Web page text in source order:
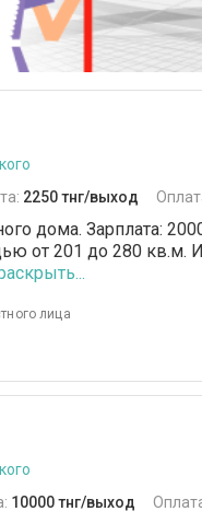
2250 тнг/выход
дома. Зарплата:
от 201 до 280 кв.м.
лица
10000 тнг/выход